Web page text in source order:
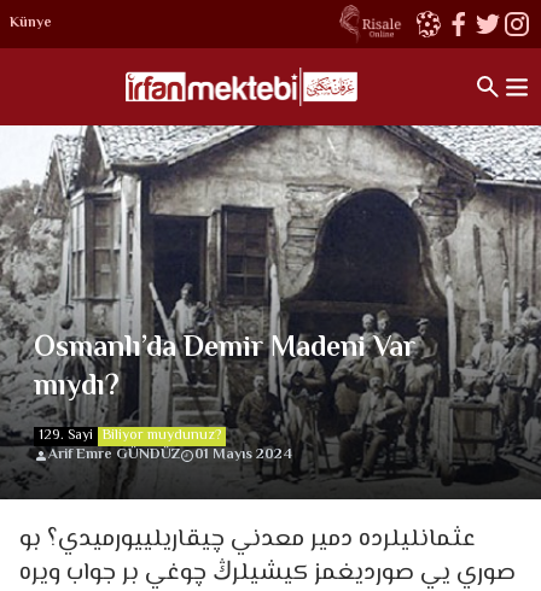
Künye
Osmanlı’da Demir Madeni Var
mıydı?
129. Sayi Biliyor muydunuz?
Arif Emre GÜNDÜZ
01 Mayıs 2024
عثمانليلرده دمير معدني چيقاريلييورميدي؟ بو
صوري يي صورديغمز كيشيلرڭ چوغي بر جواب ويره